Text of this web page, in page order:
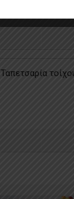
Ταπετσαρία